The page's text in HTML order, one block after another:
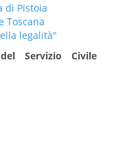
di Pistoia
Toscana
legalità"
del Servizio Civile